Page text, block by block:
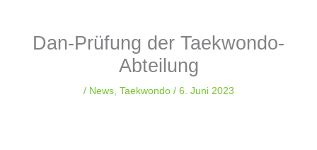
Dan-Prüfung der Taekwondo-
Abteilung
/ News, Taekwondo/ 6. Juni 2023